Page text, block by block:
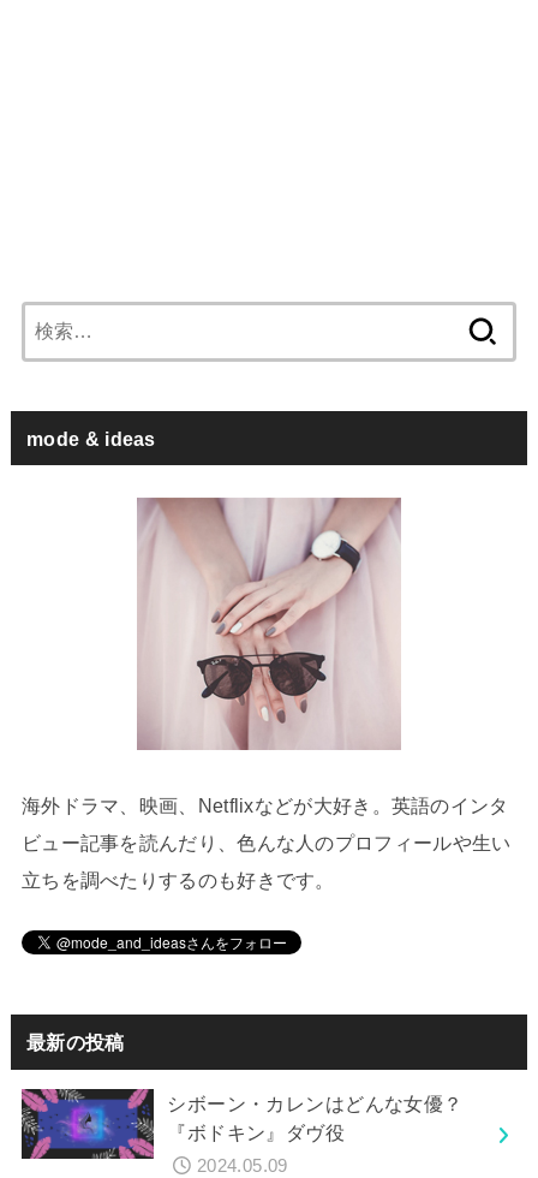
索:
mode & ideas
海外ドラマ、映画、Netflixなどが大好き。英語のインタ
ビュー記事を読んだり、色んな人のプロフィールや生い
立ちを調べたりするのも好きです。
最新の投稿
シボーン・カレンはどんな女優？
『ボドキン』ダヴ役
2024.05.09